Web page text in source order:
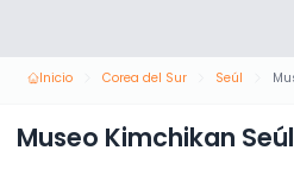
Inicio Corea del Sur Seúl
Museo Kimchikan Seúl